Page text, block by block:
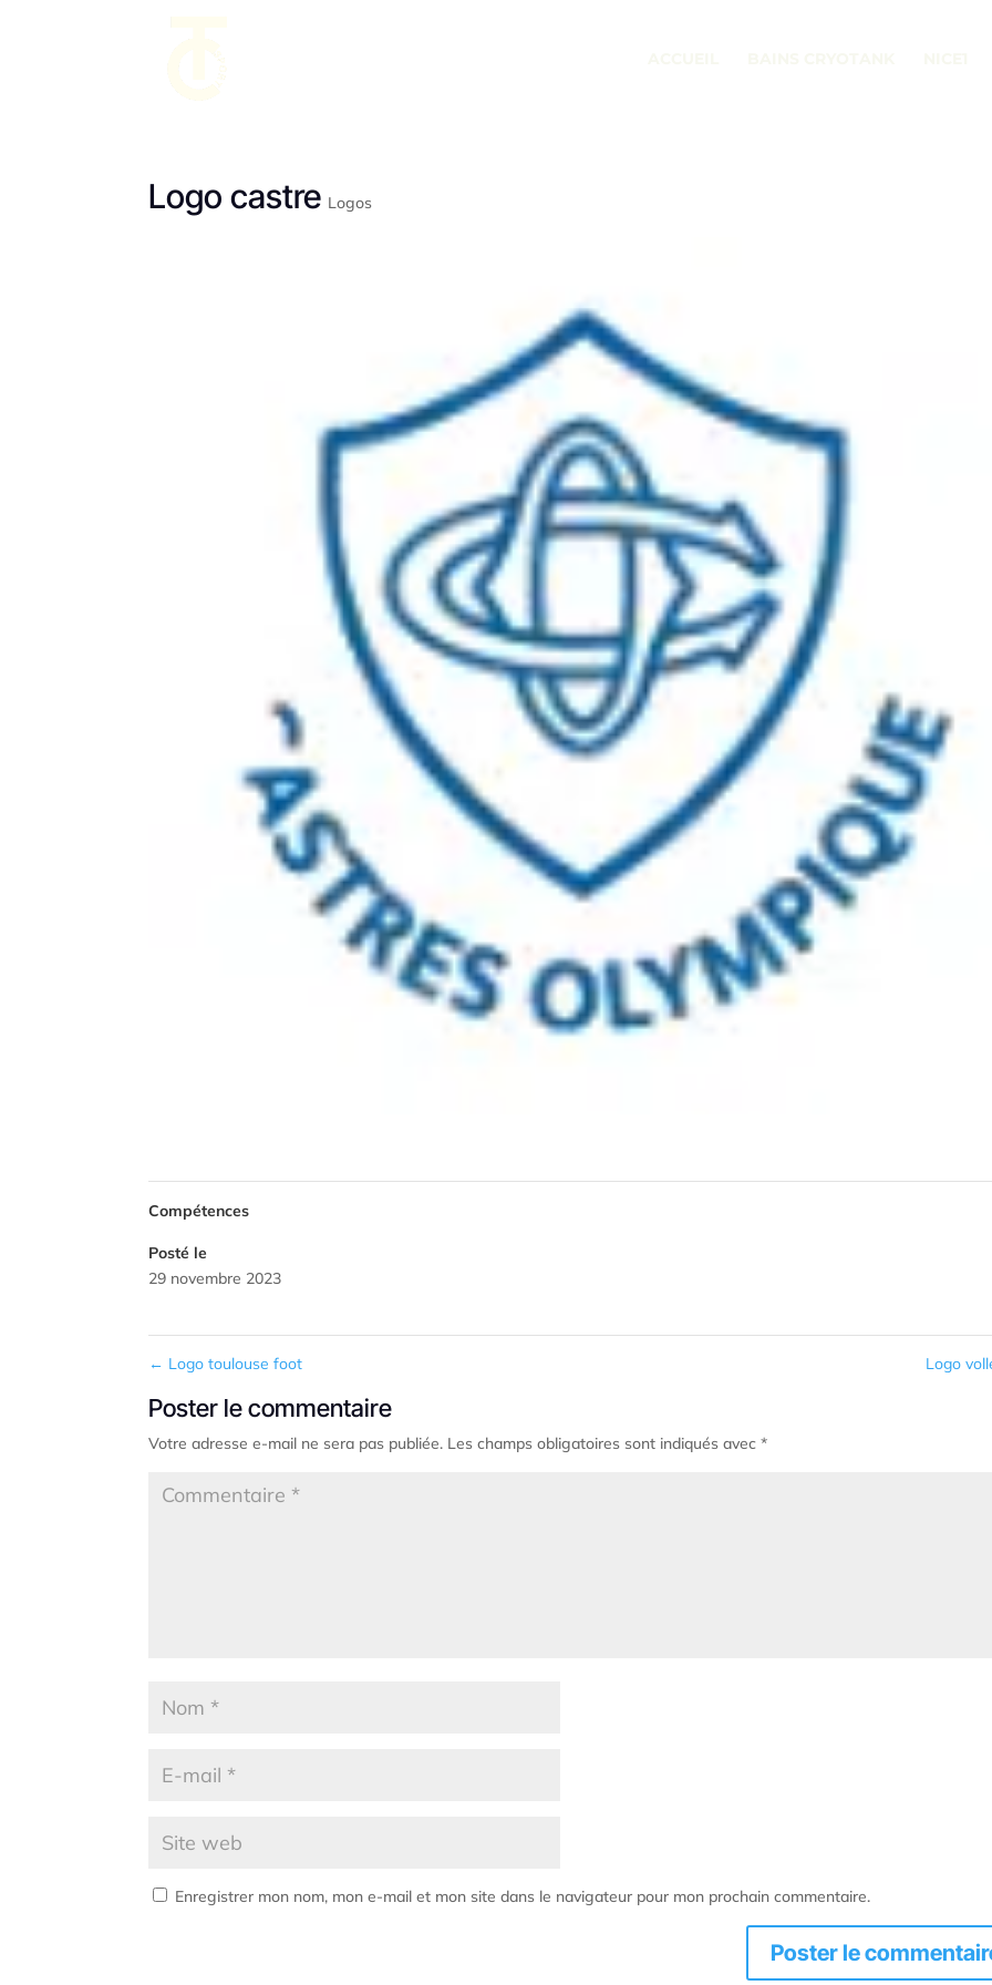
Logo castre Logos
Compétences
Posté le
29 novembre 2023
← Logo toulouse foot Logo
Poster le commentaire
Votre adresse e-mail ne sera pas publiée. Les champs obligatoires sont indiqués avec*
Enregistrer mon nom, mon e-mail et mon site dans le navigateur pour mon prochain commentaire.